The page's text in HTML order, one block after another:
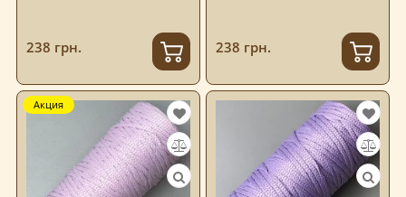
238 грн. 238 грн.
Акция